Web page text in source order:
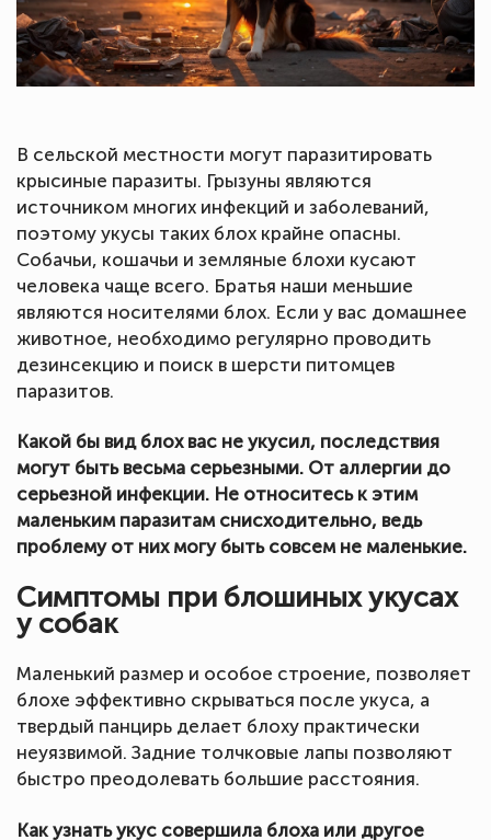
В сельской местности могут паразитировать
крысиные паразиты. Грызуны являются
источником многих инфекций и заболеваний,
поэтому укусы таких блох крайне опасны.
Собачьи, кошачьи и земляные блохи кусают
человека чаще всего. Братья наши меньшие
являются носителями блох. Если у вас домашнее
животное, необходимо регулярно проводить
дезинсекцию и поиск в шерсти питомцев
паразитов.
Какой бы вид блох вас не укусил, последствия
могут быть весьма серьезными. От аллергии до
серьезной инфекции. Не относитесь к этим
маленьким паразитам снисходительно, ведь
проблему от них могу быть совсем не маленькие.
Симптомы при блошиных укусах
у собак
Маленький размер и особое строение, позволяет
блохе эффективно скрываться после укуса, а
твердый панцирь делает блоху практически
неуязвимой. Задние толчковые лапы позволяют
быстро преодолевать большие расстояния.
Как узнать укус совершила блоха или другое